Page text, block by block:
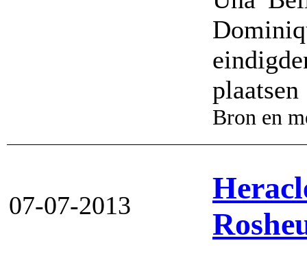
Bron en
07-07-2013